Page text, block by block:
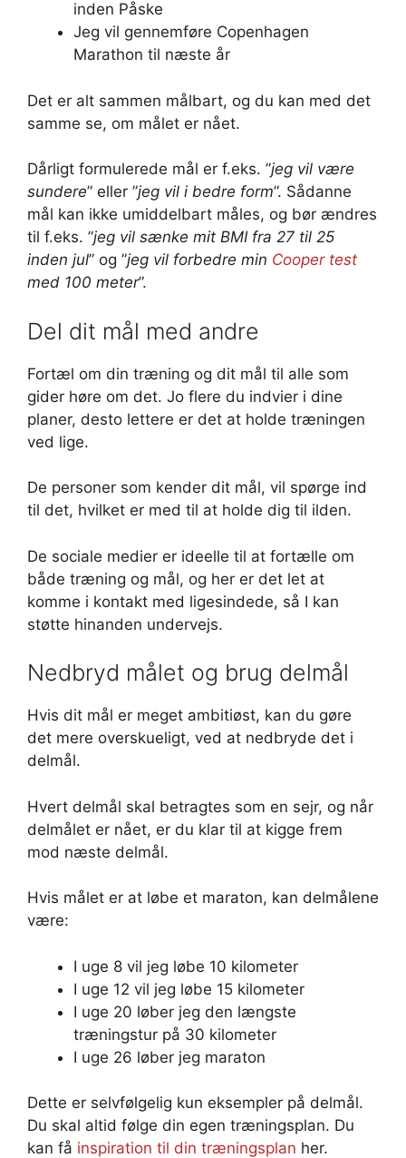
inden Påske
Jeg vil gennemføre Copenhagen
Marathon til næste år
Det er alt sammen målbart, og du kan med det
samme se, om målet er nået.
Dårligt formulerede mål er f.eks. ”jeg vil være
sundere” eller ”jeg vil i bedre form”. Sådanne
mål kan ikke umiddelbart måles, og bør ændres
til f.eks. ”jeg vil sænke mit BMI fra 27 til 25
inden jul” og ”jeg vil forbedre min Cooper test
med 100 meter”.
Del dit mål med andre
Fortæl om din træning og dit mål til alle som
gider høre om det. Jo flere du indvier i dine
planer, desto lettere er det at holde træningen
ved lige.
De personer som kender dit mål, vil spørge ind
til det, hvilket er med til at holde dig til ilden.
De sociale medier er ideelle til at fortælle om
både træning og mål, og her er det let at
komme i kontakt med ligesindede, så I kan
støtte hinanden undervejs.
Nedbryd målet og brug delmål
Hvis dit mål er meget ambitiøst, kan du gøre
det mere overskueligt, ved at nedbryde det i
delmål.
Hvert delmål skal betragtes som en sejr, og når
delmålet er nået, er du klar til at kigge frem
mod næste delmål.
Hvis målet er at løbe et maraton, kan delmålene
være:
I uge 8 vil jeg løbe 10 kilometer
I uge 12 vil jeg løbe 15 kilometer
I uge 20 løber jeg den længste
træningstur på 30 kilometer
I uge 26 løber jeg maraton
Dette er selvfølgelig kun eksempler på delmål.
Du skal altid følge din egen træningsplan. Du
kan få inspiration til din træningsplan her.